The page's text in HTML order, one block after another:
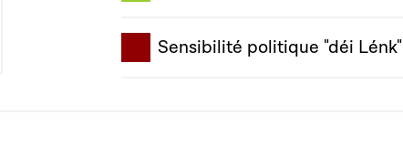
Sensibilité politique "déi Lénk"